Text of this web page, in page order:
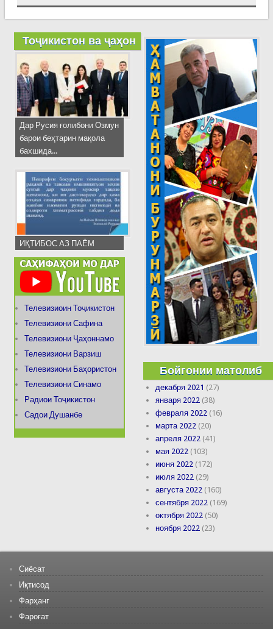
Тоҷикистон ва ҷаҳон
Дар Русия ғолибони Озмун
барои беҳтарин мақола
бахшида...
ИҚТИБОС АЗ ПАЁМ
Телевизиоин Тоҷикистон
Телевизиони Сафина
Телевизиони Ҷаҳоннамо
Телевизиони Варзиш
Телевизиони Баҳористон
Телевизиони Синамо
Радиои Тоҷикистон
Садои Душанбе
Бойгонии матолиб
декабря 2021 (27)
января 2022 (38)
февраля 2022 (16)
марта 2022 (20)
апреля 2022 (41)
мая 2022 (103)
июня 2022 (172)
июля 2022 (29)
августа 2022 (160)
сентября 2022 (169)
октября 2022 (50)
ноября 2022 (23)
Сиёсат
Иқтисод
Фарҳанг
Фароғат